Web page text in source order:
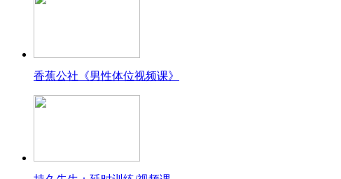
香蕉公社《男性体位视频课》